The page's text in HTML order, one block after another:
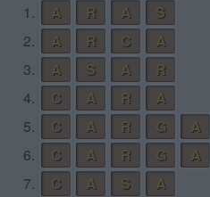
1.
A R A
S
2.
A R C
A
3.
A S A
R
4.
C A R
A
5.
C A R G
A
6.
C A R G A
7.
C A S
A